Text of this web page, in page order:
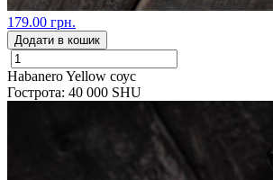
179.00 грн.
Додати в кошик
Habanero Yellow соус
Гострота: 40 000 SHU